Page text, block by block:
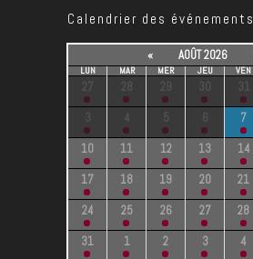
Calendrier des événements
« AOÛT 2026
LUN MAR MER JEU VEN
27 28 29 30 31
3
5 6 7
10
11 12 13 14
17
18 19 20 21
24
25 26 27 28
31
1 2 3 4